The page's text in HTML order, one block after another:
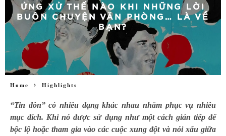
ỨNG XỬ THẾ NÀO KHI NHỮNG LỜI
BUÔN CHUYỆN VĂN PHÒNG… LÀ VỀ
BẠN?
Home Highlights
“Tin đồn” có nhiều dạng khác nhau nhằm phục vụ nhiều
mục đích. Khi nó được sử dụng như một cách gián tiếp để
bộc lộ hoặc tham gia vào các cuộc xung đột và nói xấu giữa